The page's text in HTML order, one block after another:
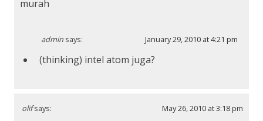
murah
admin says: January 29, 2010 at 4:21 pm
(thinking) intel atom juga?
olifsays: May 26, 2010 at 3:18 pm